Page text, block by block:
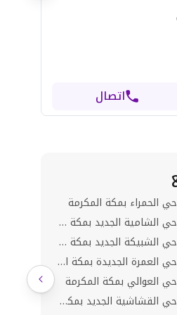
اتصال
الحمراء بمكة المكرمة
اراضي للبيع في حي الشامية الجديد بمكة المكرمة
اراضي للبيع في حي الشبيكة الجديد بمكة المكرمة
اراضي للبيع في حي العمرة الجديدة بمكة المكرمة
العوالي بمكة المكرمة
اراضي للبيع في حي القشاشية الجديد بمكة المكرمة
عمائر
عمائر